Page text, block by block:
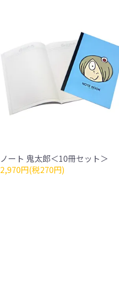
ノート 鬼太郎＜10冊セット＞
2,970円(税270円)